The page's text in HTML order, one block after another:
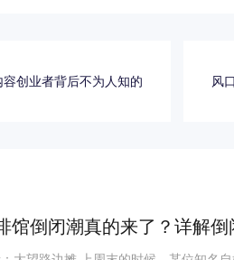
创业者背后不为人知的 风
馆倒闭潮真的来了？详解倒